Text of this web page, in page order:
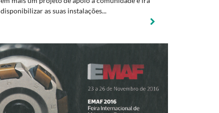
disponibilizar as suas instalações...